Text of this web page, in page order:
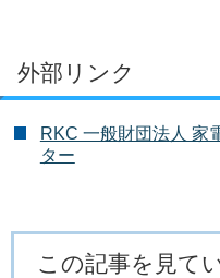
外部リンク
RKC 一般財団法人 家
ター
この記事を見て